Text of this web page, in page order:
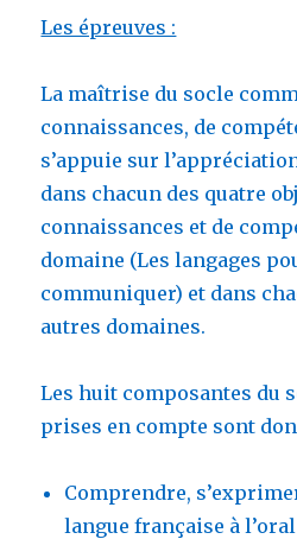
Les épreuves :
La maîtrise du socle
connaissances, de
s’appuie sur
dans chacun des quatre
connaissances et de
domaine (Les langages
communiquer) et dans
autres domaines.
Les huit composantes du
prises en compte sont
Comprendre,
langue française à